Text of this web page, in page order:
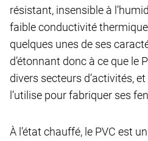
résistant, insensible à
faible conductivité
quelques unes de ses
d’étonnant donc à ce que le
divers secteurs d’activités,
l’utilise pour fabriquer ses
À l’état chauffé, le PVC est